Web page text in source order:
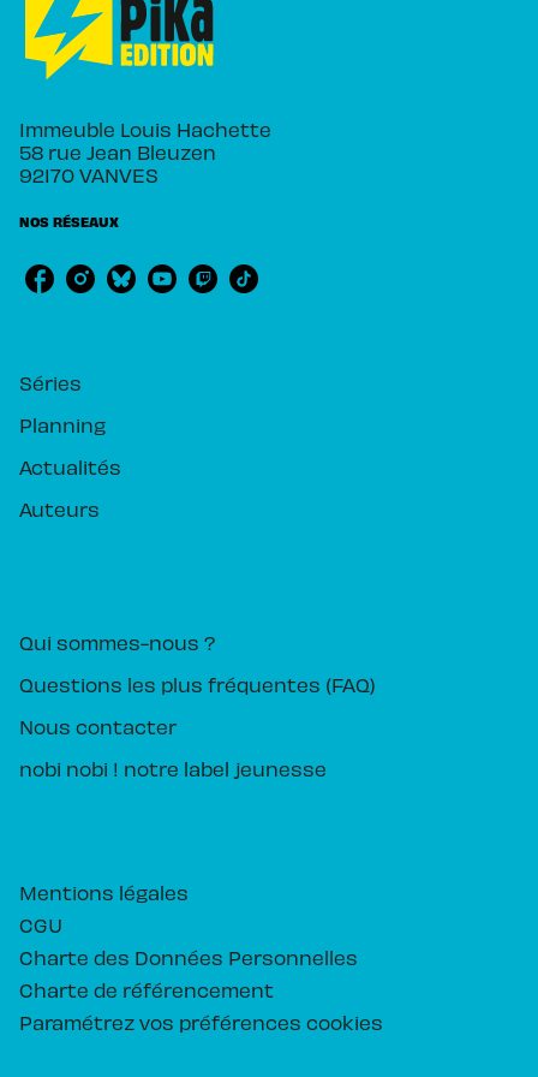
Immeuble Louis Hachette
58 rue Jean Bleuzen
92170 VANVES
NOS RÉSEAUX
Séries
Planning
Actualités
Auteurs
Qui sommes-nous ?
Questions les plus fréquentes (FAQ)
Nous contacter
nobi nobi ! notre label jeunesse
Mentions légales
CGU
Charte des Données Personnelles
Charte de référencement
Paramétrez vos préférences cookies